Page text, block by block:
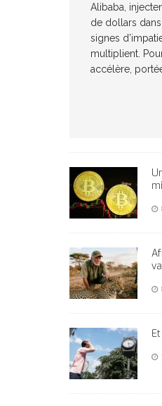
Alibaba,
de dollars
signes
multiplient.
accélère,